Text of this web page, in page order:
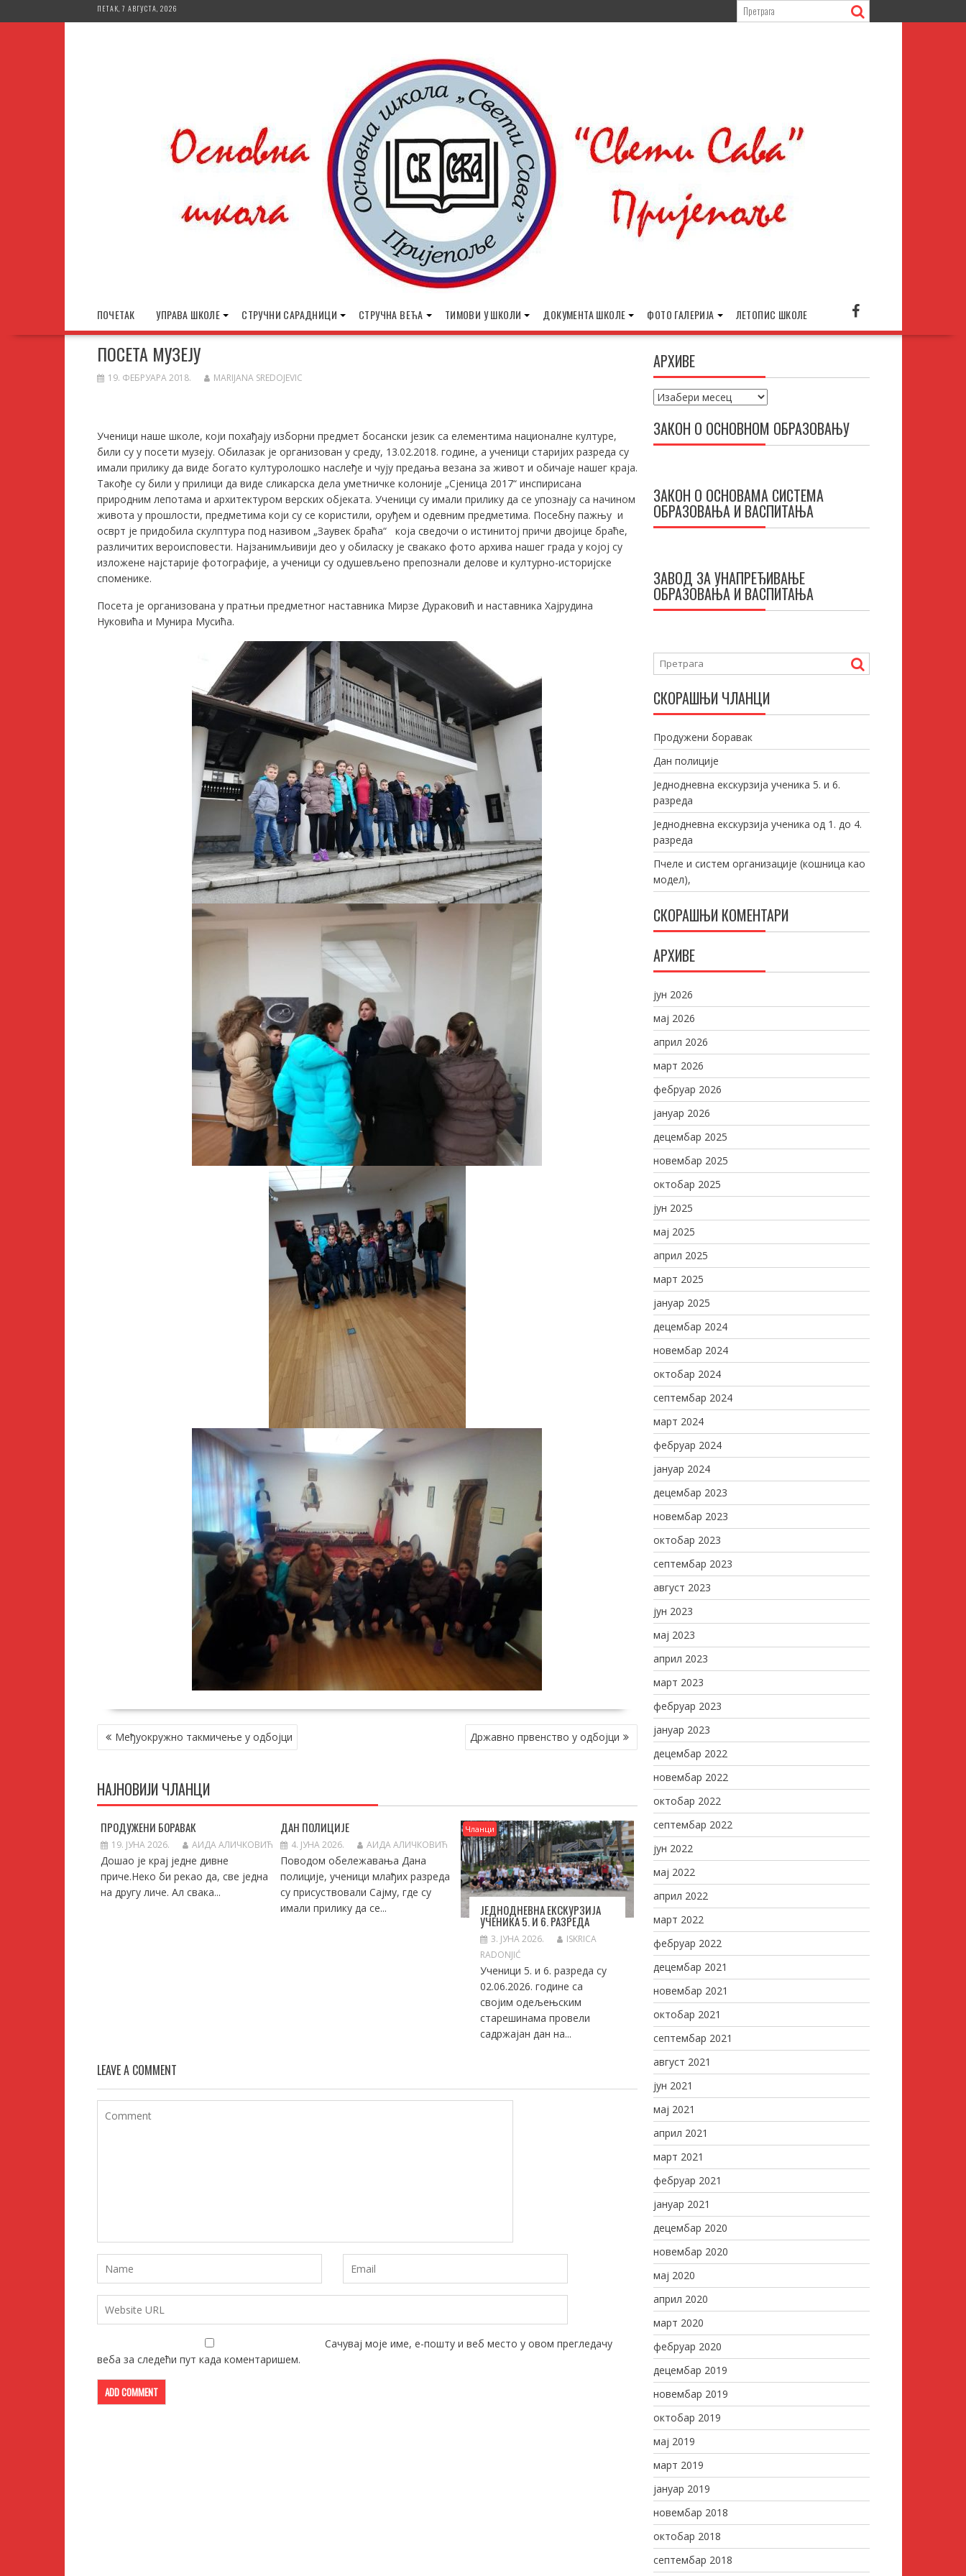
to
ПЕТАК, 7 АВГУСТА, 2026
ПОЧЕТАК УПРАВА ШКОЛЕ СТРУЧНИ САРАДНИЦИ СТРУЧНА ВЕЋА ТИМОВИ У ШКОЛИ ДОКУМЕНТА ШКОЛЕ ФОТО ГАЛЕРИЈА ЛЕТОПИС ШКОЛЕ
ПОСЕТА МУЗЕЈУ
19. ФЕБРУАРА 2018. MARIJANA SREDOJEVIC
Ученици наше школе, који похађају изборни предмет босански језик са елементима националне културе,
били су у посети музеју. Обилазак је организован у среду, 13.02.2018. године, а ученици старијих разреда су
имали прилику да виде богато културолошко наслеђе и чују предања везана за живот и обичаје нашег краја.
Такође су били у прилици да виде сликарска дела уметничке колоније „Сјеница 2017“ инспирисана
природним лепотама и архитектуром верских објеката. Ученици су имали прилику да се упознају са начином
живота у прошлости, предметима који су се користили, оруђем и одевним предметима. Посебну пажњу и
осврт је придобила скулптура под називом „Заувек браћа“ која сведочи о истинитој причи двојице браће,
различитих вероисповести. Најзанимљивији део у обиласку је свакако фото архива нашег града у којој су
изложене најстарије фотографије, а ученици су одушевљено препознали делове и културно-историјске
споменике.
Посета је организована у пратњи предметног наставника Мирзе Дураковић и наставника Хајрудина
Нуковића и Мунира Мусића.
КРЕТАЊЕ
ЧЛАНКА
Међуокружно такмичење у одбојци Државно првенство у одбојци
НАЈНОВИЈИ ЧЛАНЦИ
ПРОДУЖЕНИ БОРАВАК
19. ЈУНА 2026. АИДА АЛИЧКОВИЋ
Дошао је крај једне дивне
приче.Неко би рекао да, све једна
на другу личе. Ал свака...
ДАН ПОЛИЦИЈЕ
4. ЈУНА 2026. АИДА АЛИЧКОВИЋ
Поводом обележавања Дана
полиције, ученици млађих разреда
су присуствовали Сајму, где су
имали прилику да се...
Чланци
ЈЕДНОДНЕВНА ЕКСКУРЗИЈА
УЧЕНИКА 5. И 6. РАЗРЕДА
3. ЈУНА 2026.
ISKRICA
RADONJIĆ
Ученици 5. и 6. разреда су
02.06.2026. године са
својим одељењским
старешинама провели
садржајан дан на...
LEAVE A COMMENT
Сачувај моје име, е-пошту и веб место у овом прегледачу
веба за следећи пут када коментаришем.
АРХИВЕ
Архиве
ЗАКОН О ОСНОВНОМ ОБРАЗОВАЊУ
ЗАКОН О ОСНОВАМА СИСТЕМА
ОБРАЗОВАЊА И ВАСПИТАЊА
ЗАВОД ЗА УНАПРЕЂИВАЊЕ
ОБРАЗОВАЊА И ВАСПИТАЊА
СКОРАШЊИ ЧЛАНЦИ
Продужени боравак
Дан полиције
Једнодневна екскурзија ученика 5. и 6.
разреда
Једнодневна екскурзија ученика од 1. до 4.
разреда
Пчеле и систем организације (кошница као
модел),
СКОРАШЊИ КОМЕНТАРИ
АРХИВЕ
јун 2026
мај 2026
април 2026
март 2026
фебруар 2026
јануар 2026
децембар 2025
новембар 2025
октобар 2025
јун 2025
мај 2025
април 2025
март 2025
јануар 2025
децембар 2024
новембар 2024
октобар 2024
септембар 2024
март 2024
фебруар 2024
јануар 2024
децембар 2023
новембар 2023
октобар 2023
септембар 2023
август 2023
јун 2023
мај 2023
април 2023
март 2023
фебруар 2023
јануар 2023
децембар 2022
новембар 2022
октобар 2022
септембар 2022
јун 2022
мај 2022
април 2022
март 2022
фебруар 2022
децембар 2021
новембар 2021
октобар 2021
септембар 2021
август 2021
јун 2021
мај 2021
април 2021
март 2021
фебруар 2021
јануар 2021
децембар 2020
новембар 2020
мај 2020
април 2020
март 2020
фебруар 2020
децембар 2019
новембар 2019
октобар 2019
мај 2019
март 2019
јануар 2019
новембар 2018
октобар 2018
септембар 2018